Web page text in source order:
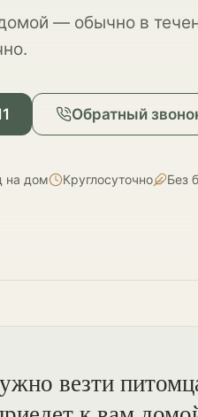
— обычно в
Обратный
на дом Круглосуточно Без
везти